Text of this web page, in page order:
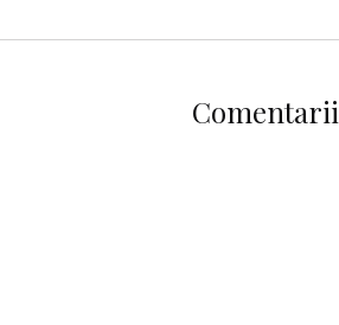
Comentarii